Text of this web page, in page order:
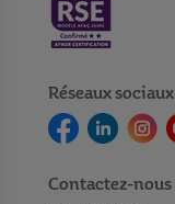
Réseaux sociaux
Contactez-nous